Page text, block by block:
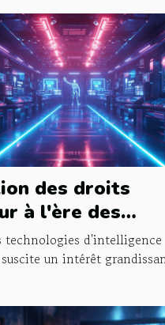
des droits
à l'ère des
d'images
par IA
technologies d'intelligence
un intérêt